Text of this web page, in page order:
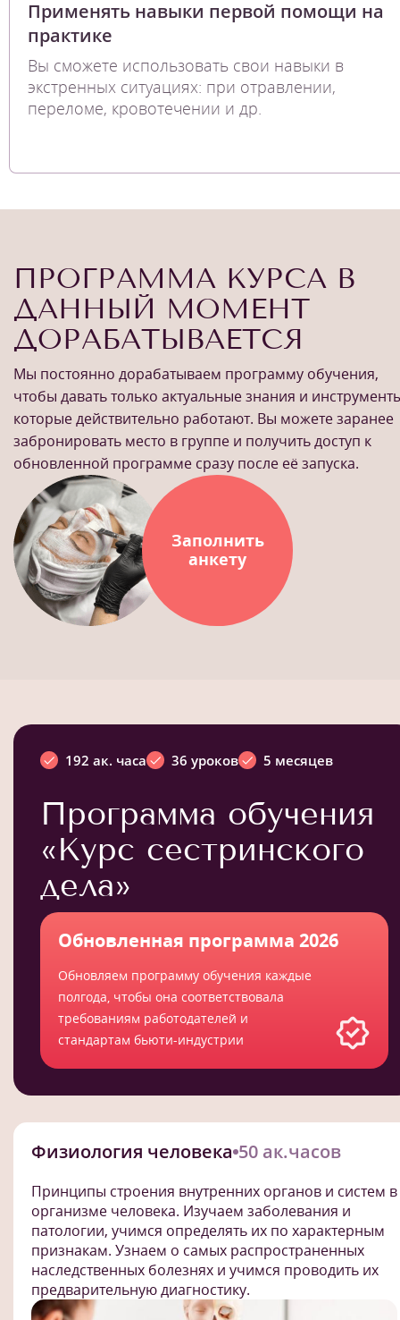
Применять навыки первой помощи на
практике
Вы сможете использовать свои навыки в
экстренных ситуациях: при отравлении,
переломе, кровотечении и др.
ПРОГРАММА КУРСА В
ДАННЫЙ МОМЕНТ
ДОРАБАТЫВАЕТСЯ
Мы постоянно дорабатываем программу обучения,
чтобы давать только актуальные знания и
которые действительно работают. Вы можете заранее
забронировать место в группе и получить доступ к
обновленной программе сразу после её запуска.
Заполнить
анкету
192 ак. часа 36 уроков 5 месяцев
Программа обучения
«Курс сестринского
дела»
Обновленная программа 2026
Обновляем программу обучения каждые
полгода, чтобы она соответствовала
требованиям работодателей и
стандартам бьюти-индустрии
Физиология человека 50 ак.часов
Принципы строения внутренних органов и систем в
организме человека. Изучаем заболевания и
патологии, учимся определять их по характерным
признакам. Узнаем о самых распространенных
наследственных болезнях и учимся проводить их
предварительную диагностику.